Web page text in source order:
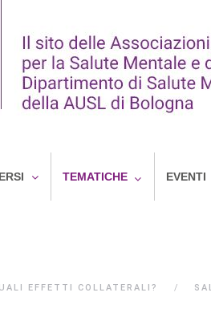
TEMATICHE EVENTI
EFFETTI COLLATERALI?